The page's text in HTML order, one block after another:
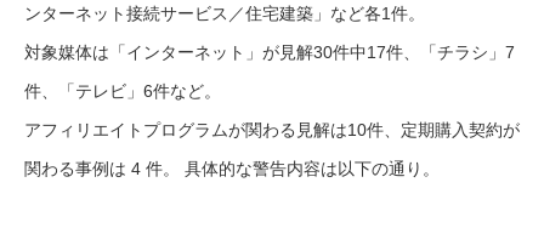
ンターネット接続サービス／住宅建築」など各1件。
対象媒体は「インターネット」が見解30件中17件、「チラシ」7
件、「テレビ」6件など。
アフィリエイトプログラムが関わる見解は10件、定期購入契約が
関わる事例は 4 件。 具体的な警告内容は以下の通り。